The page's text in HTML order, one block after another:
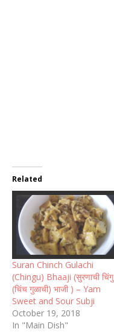
Related
Suran Chinch Gulachi
(Chingu) Bhaaji (सुरणाची चिंगु
(चिंच गुळाची) भाजी ) – Yam
Sweet and Sour Subji
October 19, 2018
In "Main Dish"